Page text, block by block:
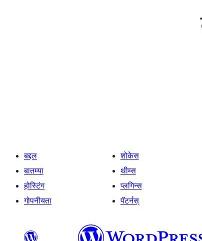
बद्दल
बातम्या
होस्टिंग
गोपनीयता
शोकेस
थीम्स
प्लगिन्स
पॅटर्नस्